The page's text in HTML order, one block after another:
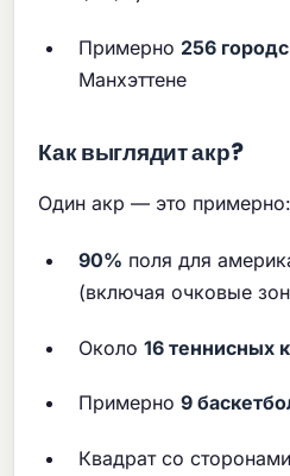
Примерно 256
Манхэттене
Как выглядит акр?
Один акр — это примерно:
90% поля для
(включая очковые
Около16 теннисных
Примерно9
Квадрат со сторонами